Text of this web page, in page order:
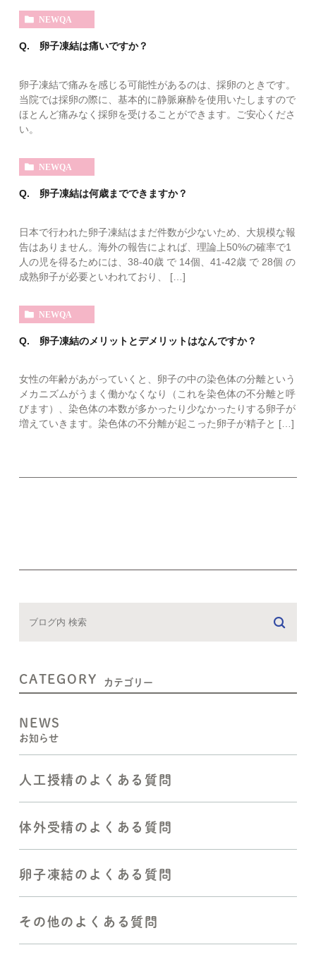
NEWQA
Q. 卵子凍結は痛いですか？
卵子凍結で痛みを感じる可能性があるのは、採卵のときです。
当院では採卵の際に、基本的に静脈麻酔を使用いたしますので
ほとんど痛みなく採卵を受けることができます。ご安心くださ
い。
NEWQA
Q. 卵子凍結は何歳までできますか？
日本で行われた卵子凍結はまだ件数が少ないため、大規模な報
告はありません。海外の報告によれば、理論上50%の確率で1
人の児を得るためには、38-40歳 で 14個、41-42歳 で 28個 の
成熟卵子が必要といわれており、 […]
NEWQA
Q. 卵子凍結のメリットとデメリットはなんですか？
女性の年齢があがっていくと、卵子の中の染色体の分離という
メカニズムがうまく働かなくなり（これを染色体の不分離と呼
びます）、染色体の本数が多かったり少なかったりする卵子が
増えていきます。染色体の不分離が起こった卵子が精子と […]
CATEGORY カテゴリー
NEWS
お知らせ
人工授精のよくある質問
体外受精のよくある質問
卵子凍結のよくある質問
その他のよくある質問